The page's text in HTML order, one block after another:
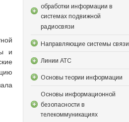
и
обработки информации в
системах подвижной
радиосвязи
Направляющие системы связи
Линии АТС
Основы теории информации
Основы информационной
безопасности в
телекоммуникациях